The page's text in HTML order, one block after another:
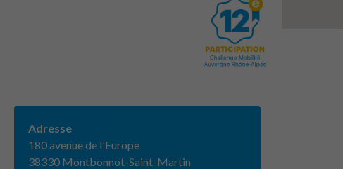
Adresse
180 avenue de l'Europe
38330 Montbonnot-Saint-Martin